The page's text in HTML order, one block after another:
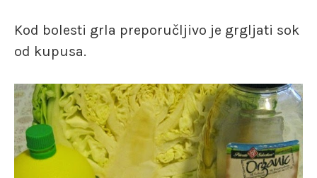
Kod bolesti grla preporučljivo je grgljati sok
od kupusa.